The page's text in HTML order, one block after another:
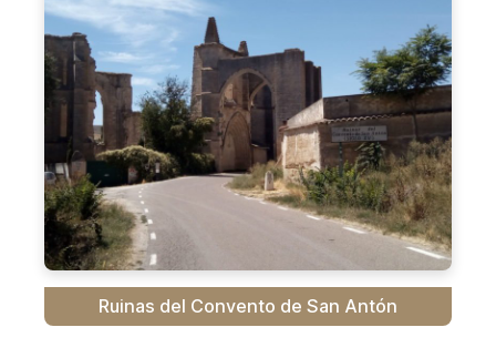
Ruinas del Convento de San Antón